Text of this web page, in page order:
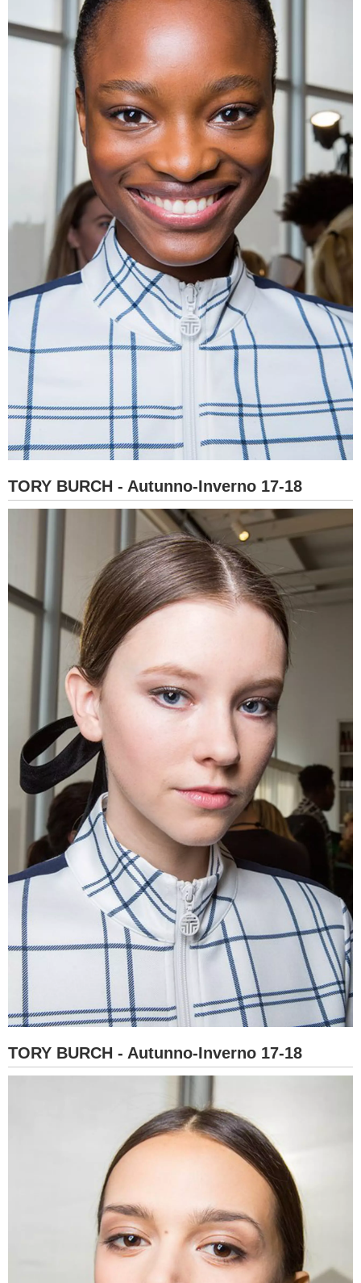
TORY BURCH - Autunno-Inverno 17-18
TORY BURCH - Autunno-Inverno 17-18